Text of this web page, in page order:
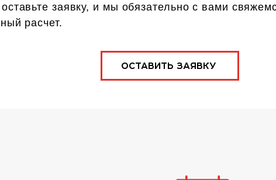
заявку, и мы обязательно с вами
расчет.
ОСТАВИТЬ ЗАЯВКУ